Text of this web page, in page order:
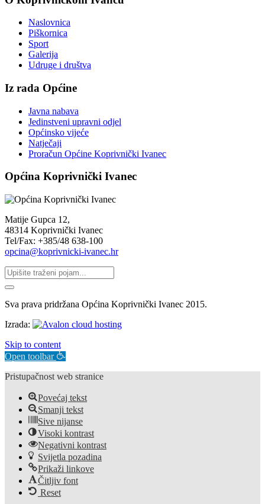
Naslovnica
Piškornica
Sport
Galerija
Udruge i društva
Iz rada Općine
Javna nabava
Jedinstveni upravni odjel
Općinsko vijeće
Natječaji
Proračun Općine Koprivnički Ivanec
Općina Koprivnički Ivanec
Matije Gupca 12,
48314 Koprivnički Ivanec
Tel/Fax: +385/48 638-100
opcina@koprivnicki-ivanec.hr
Sva prava pridržana Općina Koprivnički Ivanec 2015.
Izrada:
Skip to content
Open toolbar
Pristupačnost web stranice
Povećaj tekst
Smanji tekst
Sive nijanse
Visoki kontrast
Negativni kontrast
Svijetla pozadina
Prikaži linkove
Čitljiv font
Reset